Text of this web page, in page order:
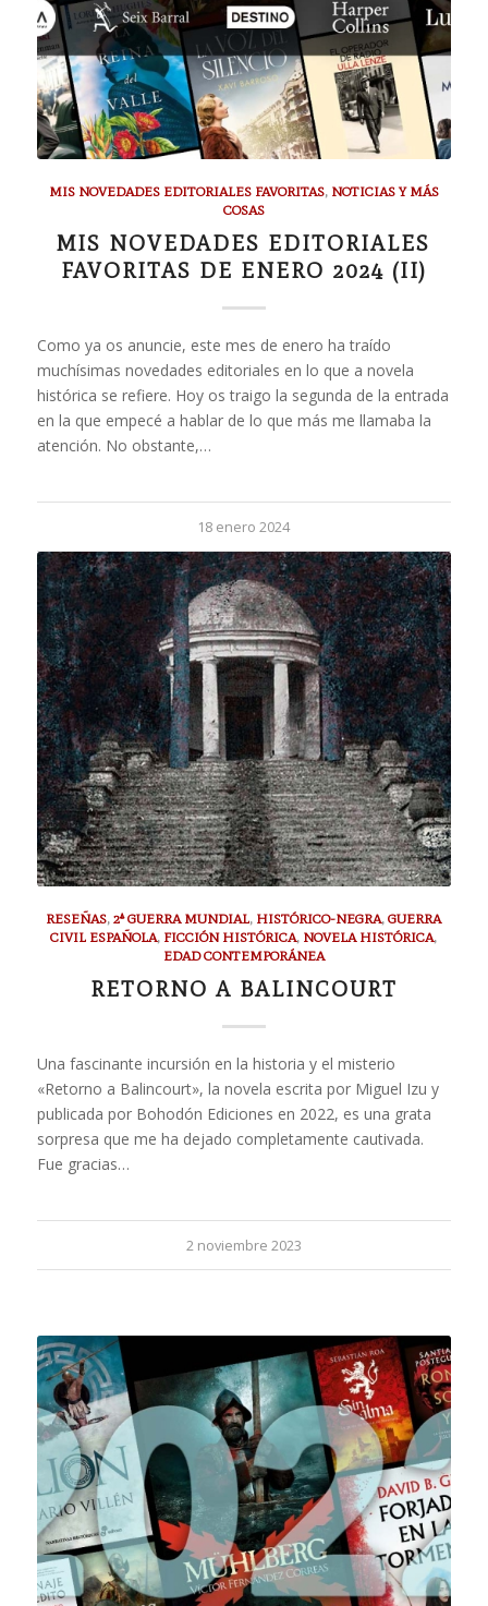
MIS NOVEDADES EDITORIALES FAVORITAS, NOTICIAS Y MÁS
COSAS
MIS NOVEDADES EDITORIALES
FAVORITAS DE ENERO 2024 (II)
Como ya os anuncie, este mes de enero ha traído
muchísimas novedades editoriales en lo que a novela
histórica se refiere. Hoy os traigo la segunda de la entrada
en la que empecé a hablar de lo que más me llamaba la
atención. No obstante,…
18 enero 2024
RESEÑAS,2ª GUERRA MUNDIAL, HISTÓRICO-NEGRA,GUERRA
CIVIL ESPAÑOLA, FICCIÓN HISTÓRICA, NOVELA HISTÓRICA,
EDAD CONTEMPORÁNEA
RETORNO A BALINCOURT
Una fascinante incursión en la historia y el misterio
«Retorno a Balincourt», la novela escrita por Miguel Izu y
publicada por Bohodón Ediciones en 2022, es una grata
sorpresa que me ha dejado completamente cautivada.
Fue gracias…
2 noviembre 2023